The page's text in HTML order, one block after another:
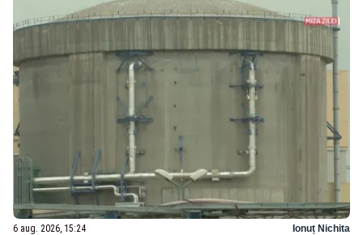
6 aug. 2026, 15:24 Ionuț Nichita